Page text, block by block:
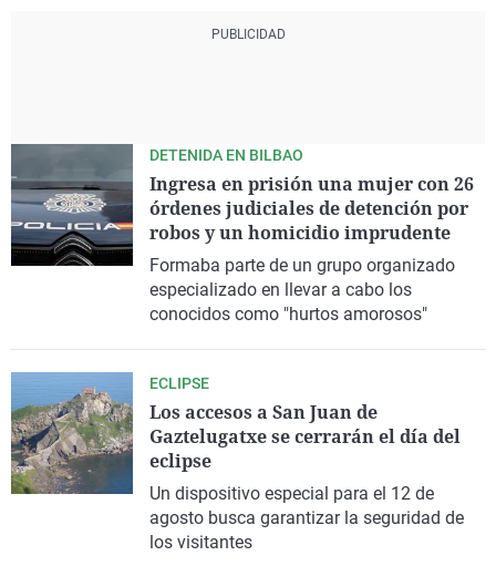
Radioestadio noche
El colegio invisible
La rosa de los vientos
Gente viajera
Prohibido morirse
Esto no ha pasado
Caso
Retornados
Comunidad de Madrid
Comunitat Valenciana
Extremadura
Galicia
País Vasco
Más noticias
Gastronomía
Medio ambiente
Virales
Televisión
DETENIDA EN BILBAO
Ingresa en prisión una mujer con 26
órdenes judiciales de detención por
robos y un homicidio imprudente
Formaba parte de un grupo organizado
especializado en llevar a cabo los
conocidos como "hurtos amorosos"
ECLIPSE
Los accesos a San Juan de
Gaztelugatxe se cerrarán el día del
eclipse
Un dispositivo especial para el 12 de
agosto busca garantizar la seguridad de
los visitantes